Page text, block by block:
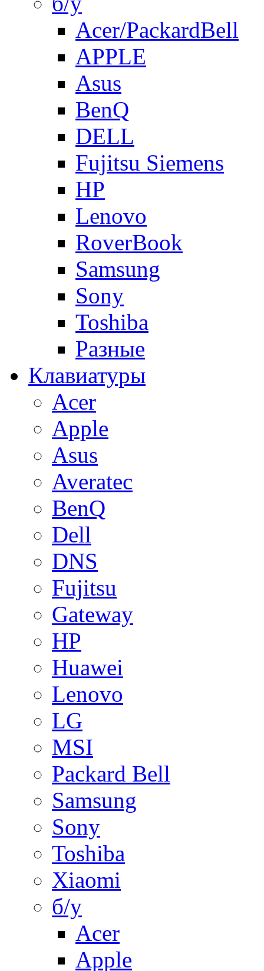
Acer/PackardBell
APPLE
Asus
BenQ
DELL
Fujitsu Siemens
HP
Lenovo
RoverBook
Samsung
Sony
Toshiba
Разные
Клавиатуры
Acer
Apple
Asus
Averatec
BenQ
Dell
DNS
Fujitsu
Gateway
HP
Huawei
Lenovo
LG
MSI
Packard Bell
Samsung
Sony
Toshiba
Xiaomi
б/у
Acer
Apple